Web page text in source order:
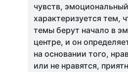
чувств,
характеризуется тем,
темы берут начало в
центре, и он
на основании того,
или не нравятся,